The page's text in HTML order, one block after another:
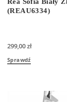
(REAU6334)
299,00zł
Sprawdź